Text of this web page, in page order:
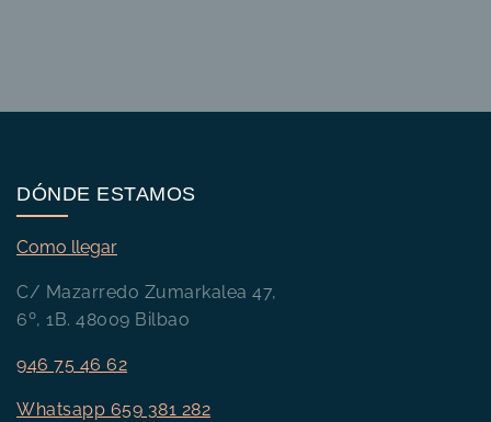
DÓNDE ESTAMOS
Como llegar
C/ Mazarredo Zumarkalea 47,
6º, 1B. 48009 Bilbao
946 75 46 62
Whatsapp 659 381 282